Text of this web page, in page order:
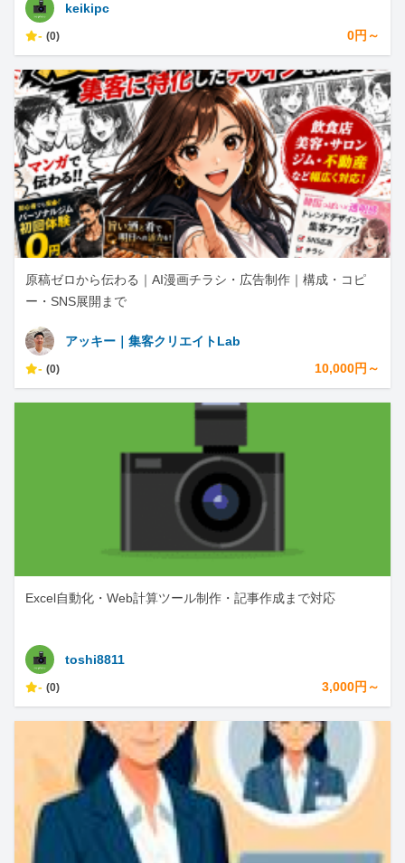
keikipc
- (0) 0円～
原稿ゼロから伝わる｜AI漫画チラシ・広告制作｜構成・コピ
ー・SNS展開まで
アッキー｜集客クリエイトLab
- (0) 10,000円～
Excel自動化・Web計算ツール制作・記事作成まで対応
toshi8811
- (0) 3,000円～